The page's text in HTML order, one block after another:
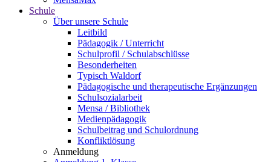
Schule
Über unsere Schule
Leitbild
Pädagogik / Unterricht
Schulprofil / Schulabschlüsse
Besonderheiten
Typisch Waldorf
Pädagogische und therapeutische Ergänzungen
Schulsozialarbeit
Mensa / Bibliothek
Medienpädagogik
Schulbeitrag und Schulordnung
Konfliktlösung
Anmeldung